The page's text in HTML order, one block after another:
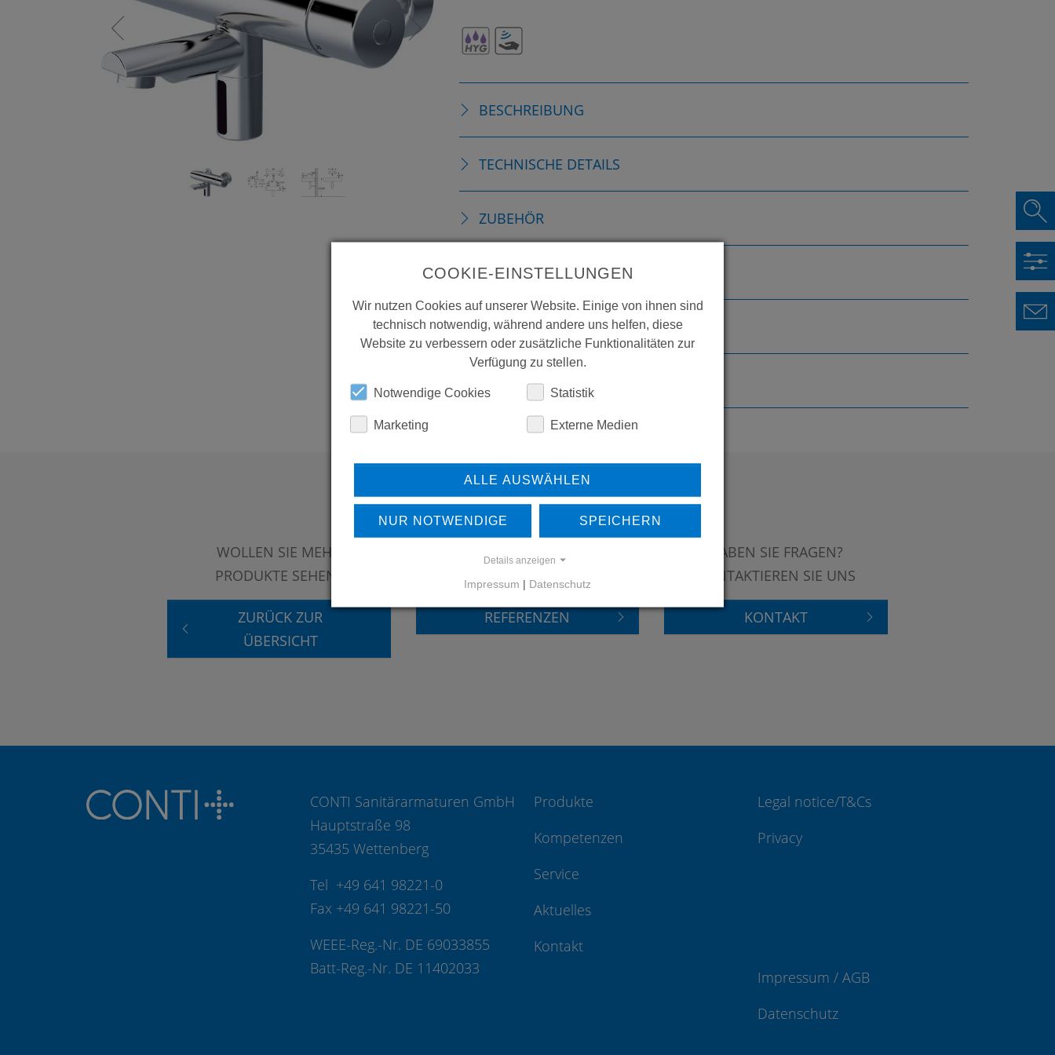
BESCHREIBUNG
TECHNISCHE DETAILS
ZUBEHÖR
VERBRAUCHSMATERIALIEN
ERSATZTEILE
DOWNLOADS
WOLLEN SIE MEHR
PRODUKTE SEHEN?
ZURÜCK ZUR
ÜBERSICHT
ERFAHREN SIE MEHR ÜBER
UNSERE REFERENZEN
REFERENZEN
HABEN SIE FRAGEN?
KONTAKTIEREN SIE UNS
KONTAKT
CONTI Sanitärarmaturen GmbH
Hauptstraße 98
35435 Wettenberg
Tel +49 641 98221-0
Fax +49 641 98221-50
WEEE-Reg.-Nr. DE 69033855
Batt-Reg.-Nr. DE 11402033
Produkte
Kompetenzen
Service
Aktuelles
Kontakt
Legal notice/T&Cs
Privacy
Impressum / AGB
Datenschutz
COOKIE-EINSTELLUNGEN
Wir nutzen Cookies auf unserer Website. Einige von ihnen sind
technisch notwendig, während andere uns helfen, diese
Website zu verbessern oder zusätzliche Funktionalitäten zur
Verfügung zu stellen.
Notwendige Cookies Statistik
Marketing Externe Medien
ALLE AUSWÄHLEN
NUR NOTWENDIGE SPEICHERN
Details anzeigen
Impressum | Datenschutz